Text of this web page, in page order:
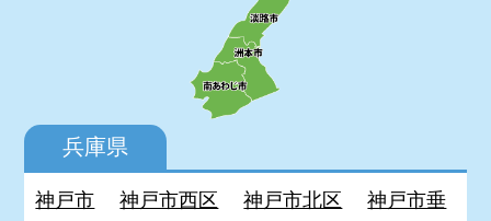
兵庫県
神戸市 神戸市西区 神戸市北区
神戸市垂